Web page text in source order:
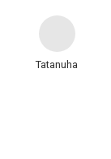
Tatanuha